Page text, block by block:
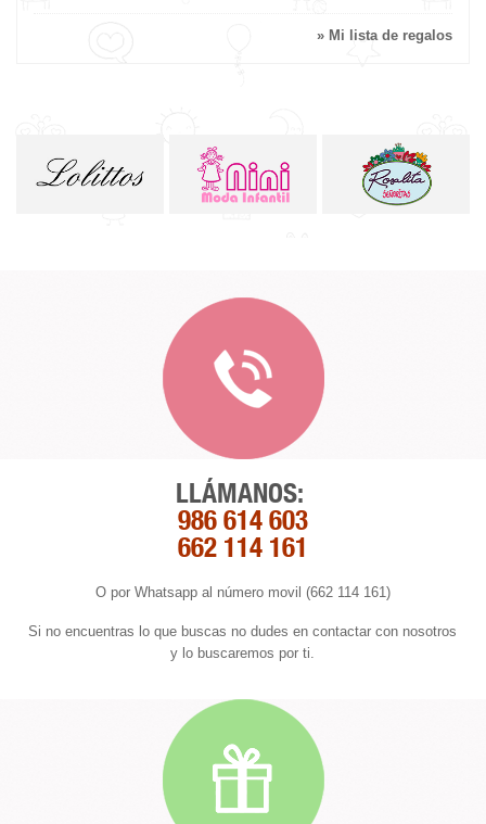
» Mi lista de regalos
LLÁMANOS:
986 614 603
662 114 161
O por Whatsapp al número movil (662 114 161)
Si no encuentras lo que buscas no dudes en contactar con nosotros
y lo buscaremos por ti.